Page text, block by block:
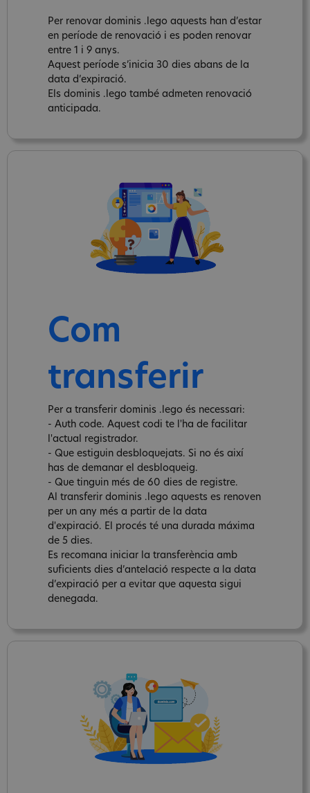
Per renovar dominis .lego aquests han d’estar
en període de renovació i es poden renovar
entre 1 i 9 anys.
Aquest període s’inicia 30 dies abans de la
data d’expiració.
Els dominis .lego també admeten renovació
anticipada.
Com
transferir
Per a transferir dominis .lego és necessari:
- Auth code. Aquest codi te l'ha de facilitar
l'actual registrador.
- Que estiguin desbloquejats. Si no és així
has de demanar el desbloqueig.
- Que tinguin més de 60 dies de registre.
Al transferir dominis .lego aquests es renoven
per un any més a partir de la data
d'expiració. El procés té una durada máxima
de 5 dies.
Es recomana iniciar la transferència amb
suficients dies d’antelació respecte a la data
d’expiració per a evitar que aquesta sigui
denegada.